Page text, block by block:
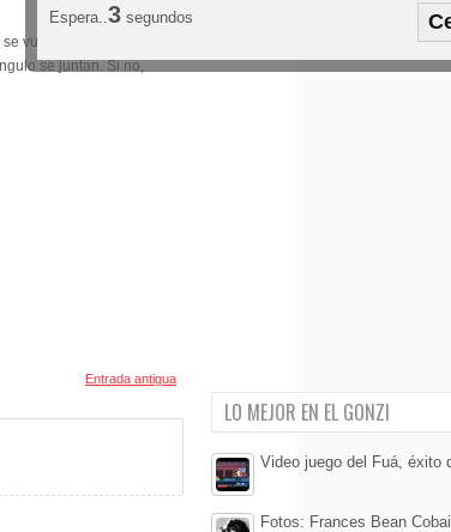
vuelven
se juntan. Si no,
Entrada antigua
LO MEJOR EN EL GONZI
Video juego del Fuá, éxito
Fotos: Frances Bean
Espera..2 segundos